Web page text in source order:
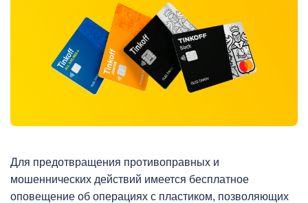
Для предотвращения противоправных и
мошеннических действий имеется бесплатное
оповещение об операциях с пластиком, позволяющих